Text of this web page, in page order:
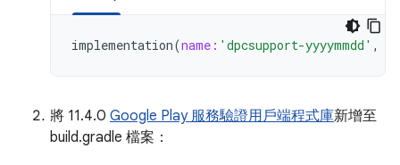
implementation(name: 'dpcsupport-yyyymmdd' ,
將 11.4.0 Google Play 服務驗證用戶端程式庫新增至
build.gradle 檔案：